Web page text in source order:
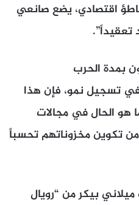
اقتصادي، يضع صانعي
تعقيداً”.
بمدة الحرب
في تسجيل نمو، فإن هذا
هو الحال في مجالات
من تكوين مخزوناتهم تحسباً
بيكر من “رويال